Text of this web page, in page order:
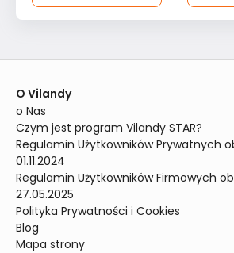
O Vilandy
o Nas
Czym jest program Vilandy STAR?
Regulamin Użytkowników Prywatnych
01.11.2024
Regulamin Użytkowników Firmowych
27.05.2025
Polityka Prywatności i Cookies
Blog
Mapa strony